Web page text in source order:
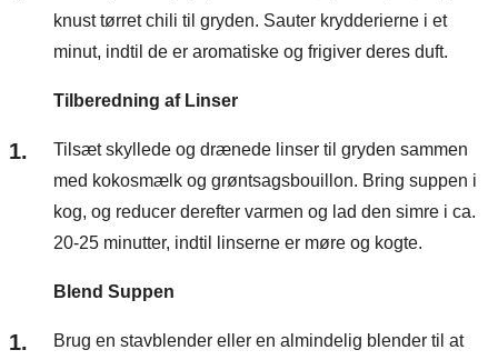
knust tørret chili til gryden. Sauter krydderierne i et
minut, indtil de er aromatiske og frigiver deres duft.
Tilberedning af Linser
Tilsæt skyllede og drænede linser til gryden sammen
med kokosmælk og grøntsagsbouillon. Bring suppen i
kog, og reducer derefter varmen og lad den simre i ca.
20-25 minutter, indtil linserne er møre og kogte.
Blend Suppen
Brug en stavblender eller en almindelig blender til at